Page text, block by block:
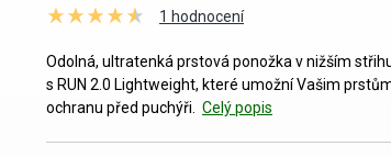
1 hodnocení
Odolná, ultratenká prstová ponožka v nižším
s RUN 2.0 Lightweight, které umožní Vašim
ochranu před puchýři.
Celý popis